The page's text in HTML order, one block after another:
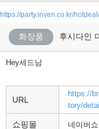
https://party.inven.co.kr/
화장품 후시다인
Hey세드남
URL
https://
tory/
쇼핑몰 네이버쇼